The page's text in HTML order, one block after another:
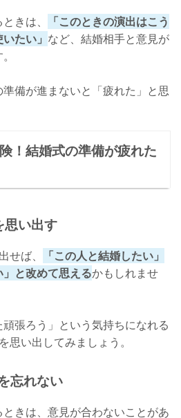
きは、
「このときの演出はこう
たい」 など、結婚相手と意見が
備が進まないと「疲れた」と思
！結婚式の準備が疲れた
思い出す
せば、
「この人と結婚したい」
」と改めて思えるかもしれませ
張ろう」という気持ちになれる
思い出してみましょう。
忘れない
きは、意見が合わないことがあ